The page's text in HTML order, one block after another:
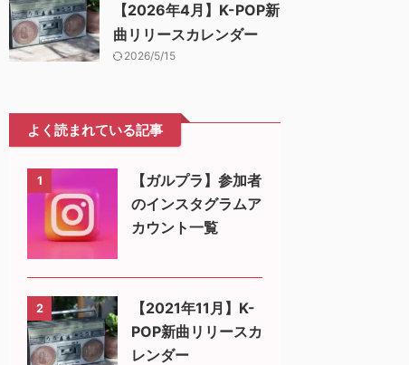
【2026年4月】K-POP新
曲リリースカレンダー
2026/5/15
よく読まれている記事
1
【ガルプラ】参加者
のインスタグラムア
カウント一覧
2
【2021年11月】K-
POP新曲リリースカ
レンダー